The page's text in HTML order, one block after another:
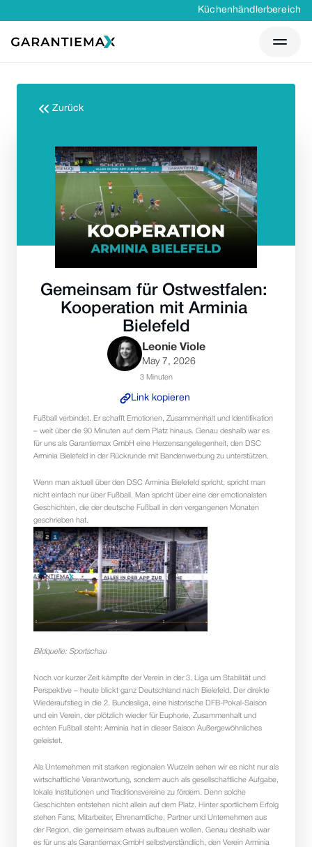
Küchenhändlerbereich
Zurück
Gemeinsam für Ostwestfalen:
Kooperation mit Arminia
Bielefeld
Leonie Viole
May 7, 2026
3 Minuten
Link kopieren
Fußball verbindet. Er schafft Emotionen, Zusammenhalt und Identifikation
– weit über die 90 Minuten auf dem Platz hinaus. Genau deshalb war es
für uns als Garantiemax GmbH eine Herzensangelegenheit, den DSC
Arminia Bielefeld in der Rückrunde mit Bandenwerbung zu unterstützen.
Wenn man aktuell über den DSC Arminia Bielefeld spricht, spricht man
nicht einfach nur über Fußball. Man spricht über eine der emotionalsten
Geschichten, die der deutsche Fußball in den vergangenen Monaten
geschrieben hat.
Bildquelle: Sportschau
Noch vor kurzer Zeit kämpfte der Verein in der 3. Liga um Stabilität und
Perspektive – heute blickt ganz Deutschland nach Bielefeld. Der direkte
Wiederaufstieg in die 2. Bundesliga, eine historische DFB-Pokal-Saison
und ein Verein, der plötzlich wieder für Euphorie, Zusammenhalt und
echten Fußball steht: Arminia hat in dieser Saison Außergewöhnliches
geleistet.
Als Unternehmen mit starken regionalen Wurzeln sehen wir es nicht nur als
wirtschaftliche Verantwortung, sondern auch als gesellschaftliche Aufgabe,
lokale Institutionen und Traditionsvereine zu fördern. Denn solche
Geschichten entstehen nicht allein auf dem Platz. Hinter sportlichem Erfolg
stehen Fans, Mitarbeiter, Ehrenamtliche, Partner und Unternehmen aus
der Region, die gemeinsam etwas aufbauen wollen. Genau deshalb war
es für uns als Garantiemax GmbH selbstverständlich, den Verein Arminia